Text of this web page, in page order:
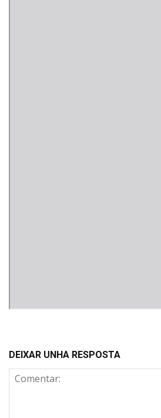
DEIXAR UNHA RESPOSTA